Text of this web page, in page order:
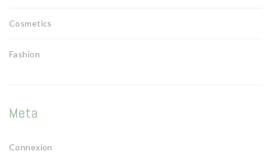
Cosmetics
Fashion
Meta
Connexion